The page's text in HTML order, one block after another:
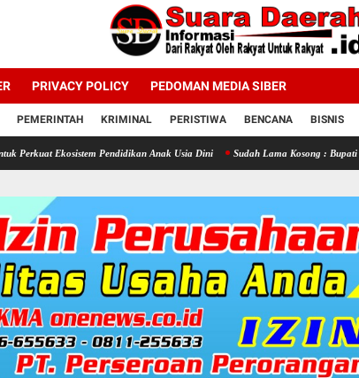
PRIVACY POLICY PEDOMAN MEDIA SIBER
PEMERINTAH KRIMINAL PERISTIWA BENCANA BISNIS
Pendidikan Anak Usia Dini Sudah Lama Kosong : Bupati Sragen